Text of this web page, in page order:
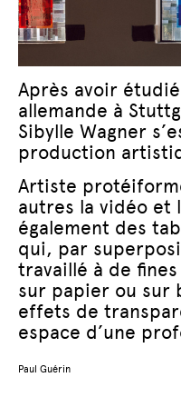
Après avoir
allemande à
Sibylle Wagner
production
Artiste
autres la vidéo et
également des
qui, par
travaillé à de
sur papier ou sur
effets de
espace d’une
Paul Guérin